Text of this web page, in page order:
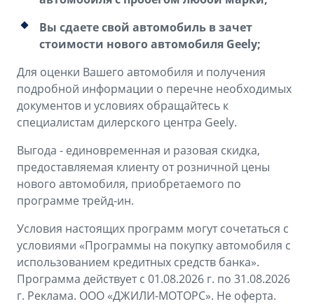
Вы сдаете свой автомобиль в зачет
стоимости нового автомобиля Geely;
Для оценки Вашего автомобиля и получения
подробной информации о перечне необходимых
документов и условиях обращайтесь к
специалистам дилерского центра Geely.
Выгода - единовременная и разовая скидка,
предоставляемая клиенту от розничной цены
нового автомобиля, приобретаемого по
программе трейд-ин.
Условия настоящих программ могут сочетаться с
условиями «Программы на покупку автомобиля с
использованием кредитных средств банка».
Программа действует с 01.08.2026 г. по 31.08.2026
г. Реклама. ООО «ДЖИЛИ-МОТОРС». Не оферта.